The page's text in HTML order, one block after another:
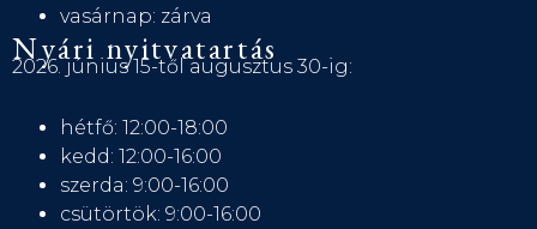
vasárnap: zárva
Nyári nyitvatartás
2026. június 15-től augusztus 30-ig:
hétfő: 12:00-18:00
kedd: 12:00-16:00
szerda: 9:00-16:00
csütörtök: 9:00-16:00